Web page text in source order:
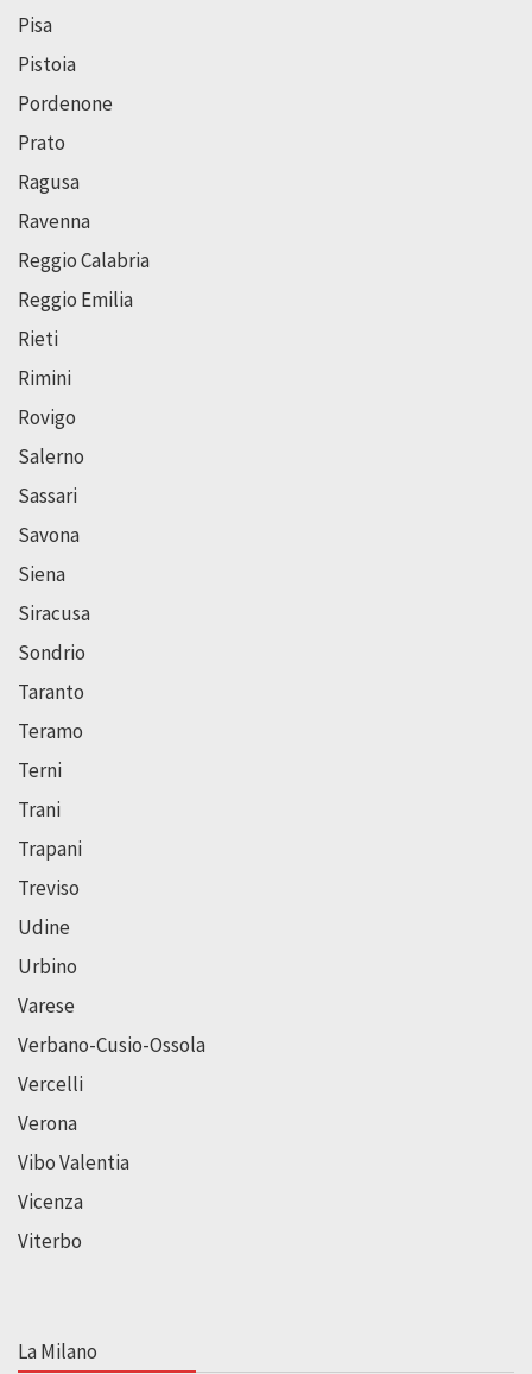
Pisa
Pistoia
Pordenone
Prato
Ragusa
Ravenna
Reggio Calabria
Reggio Emilia
Rieti
Rimini
Rovigo
Salerno
Sassari
Savona
Siena
Siracusa
Sondrio
Taranto
Teramo
Terni
Trani
Trapani
Treviso
Udine
Urbino
Varese
Verbano-Cusio-Ossola
Vercelli
Verona
Vibo Valentia
Vicenza
Viterbo
La Milano